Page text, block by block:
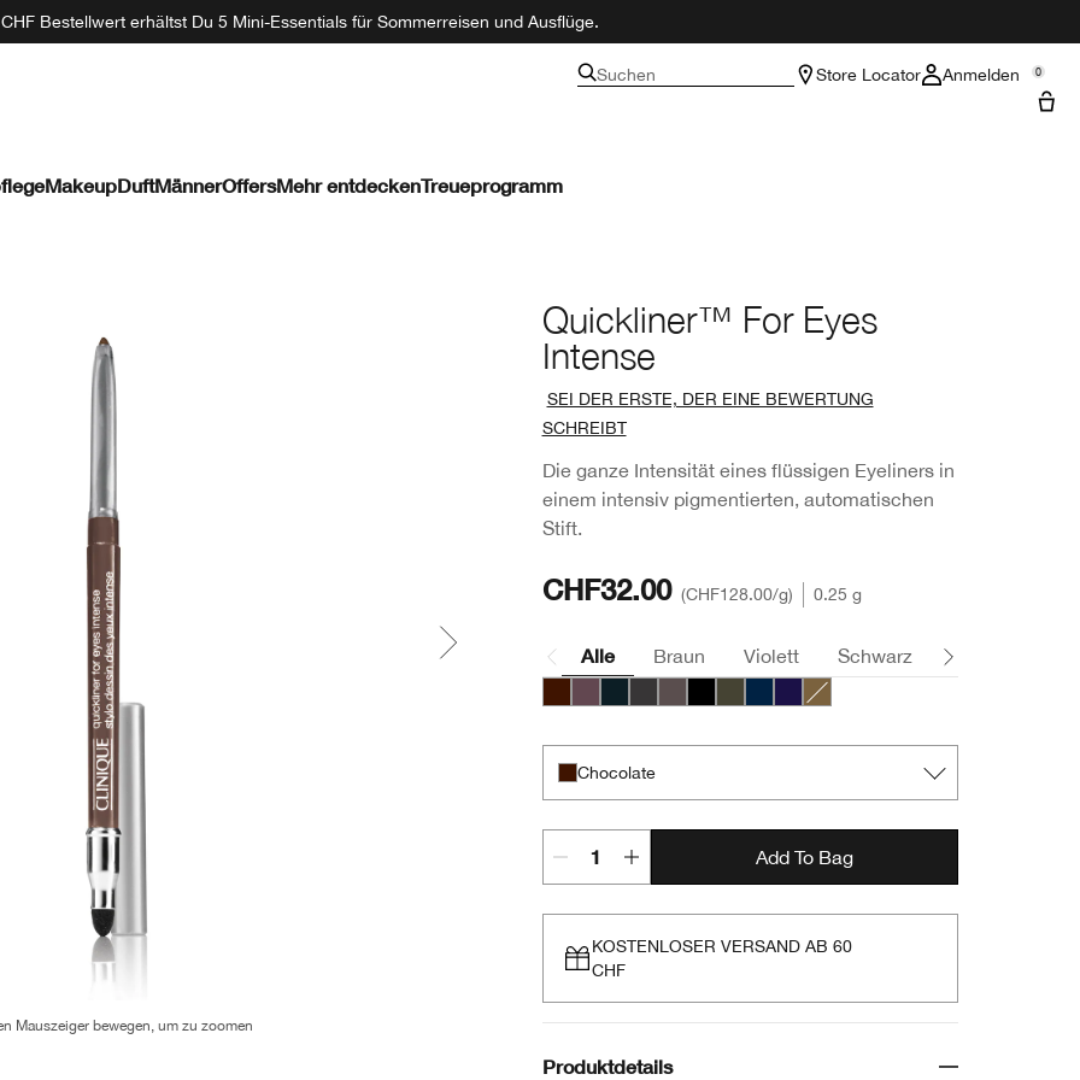
Bestellwert erhältst Du 5 Mini-Essentials für Sommerreisen und Ausflüge.
Suchen Store Locator Anmelden 0
MakeupDuftMännerOffersMehr entdeckenTreueprogramm
Quickliner™ For Eyes
Intense
SEI DER ERSTE, DER EINE BEWERTUNG
SCHREIBT
Die ganze Intensität eines flüssigen Eyeliners in
einem intensiv pigmentierten, automatischen
Stift.
Mauszeiger bewegen, um zu zoomen
CHF32.00 CHF128.00/g 0.25 g
Alle Braun Violett Schwarz Grau
Chocolate
Add To Bag
KOSTENLOSER VERSAND AB 60
CHF
Produktdetails